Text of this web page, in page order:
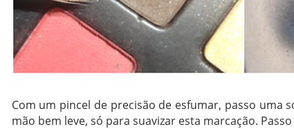
Com um pincel de precisão de esfumar, passo uma
mão bem leve, só para suavizar esta marcação.